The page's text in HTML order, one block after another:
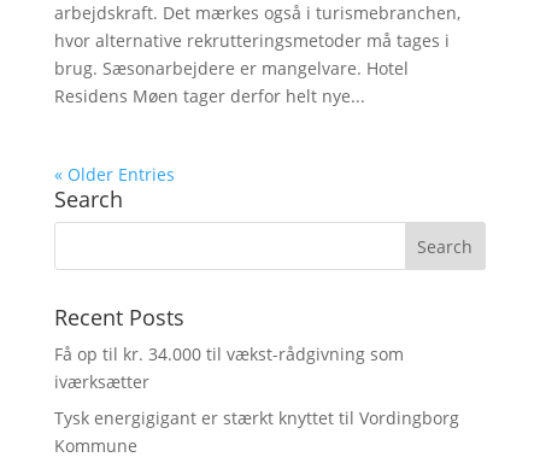
arbejdskraft. Det mærkes også i turismebranchen,
hvor alternative rekrutteringsmetoder må tages i
brug. Sæsonarbejdere er mangelvare. Hotel
Residens Møen tager derfor helt nye...
« Older Entries
Search
Recent Posts
Få op til kr. 34.000 til vækst-rådgivning som
iværksætter
Tysk energigigant er stærkt knyttet til Vordingborg
Kommune